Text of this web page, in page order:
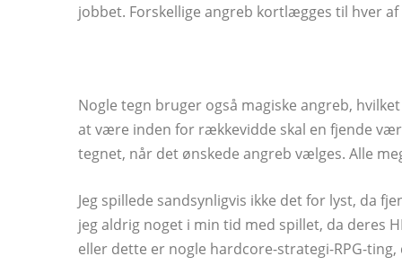
jobbet. Forskellige angreb kortlægges til hver
Nogle tegn bruger også magiske angreb,
at være inden for rækkevidde skal en fjende
tegnet, når det ønskede angreb vælges. Alle
Jeg spillede sandsynligvis ikke det for lyst, da
jeg aldrig noget i min tid med spillet, da deres
eller dette er nogle hardcore-strategi-RPG-